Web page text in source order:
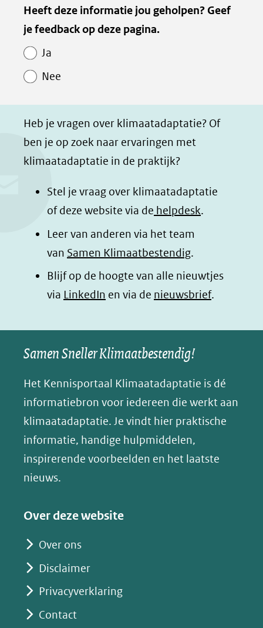
l
e
a
b
o
o
(opent
in
nieuw
venster)
naar
een
website)
l
e
i
d
I
(opent
in
nieuw
venster)
naar
een
website)
l
e
h
t
a
p
(opent
in
nieuw
venster)
naar
een
website)
z
e
n
d
l
e
o
p
B
l
e
s
y
(opent
in
nieuw
venster)
Kopie
van
Paginawaardering
Heeft deze informatie jou geholpen? Geef
je feedback op deze pagina.
Ja
Nee
Heb je vragen over klimaatadaptatie? Of
ben je op zoek naar ervaringen met
klimaatadaptatie in de praktijk?
Stel je vraag over klimaatadaptatie
of deze website via de helpdesk.
Leer van anderen via het team
van Samen Klimaatbestendig.
Blijf op de hoogte van alle nieuwtjes
via LinkedIn (opent
nieuw
venster)
naar
een
andere
website)
en via de nieuwsbrief.
Samen Sneller Klimaatbestendig!
Het Kennisportaal Klimaatadaptatie is dé
informatiebron voor iedereen die werkt aan
klimaatadaptatie. Je vindt hier praktische
informatie, handige hulpmiddelen,
inspirerende voorbeelden en het laatste
nieuws.
Over deze website
Over ons
Disclaimer
Privacyverklaring
Contact